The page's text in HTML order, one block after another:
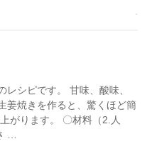
シピです。 甘味、酸味、
姜焼きを作ると、驚くほど簡
がります。 〇材料（2.人
…